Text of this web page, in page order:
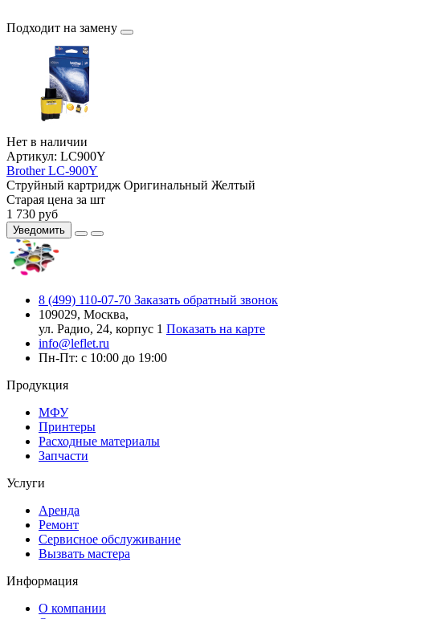
Подходит на замену
Нет в наличии
Артикул: LC900Y
Brother LC-900Y
Струйный картридж Оригинальный Желтый
Старая цена за шт
1 730 руб
Уведомить
8 (499) 110-07-70 Заказать обратный звонок
109029, Москва,
ул. Радио, 24, корпус 1 Показать на карте
info@leflet.ru
Пн-Пт: с 10:00 до 19:00
Продукция
МФУ
Принтеры
Расходные материалы
Запчасти
Услуги
Аренда
Ремонт
Сервисное обслуживание
Вызвать мастера
Информация
О компании